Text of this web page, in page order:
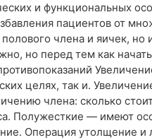
и функциональных
пациентов от
члена и яичек,
но перед тем как
целях, так и.
члена: сколько
Полужесткие — имеют
Операция утолщение и